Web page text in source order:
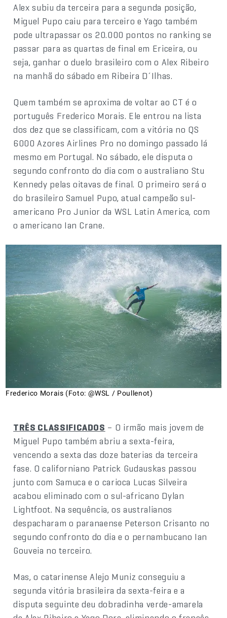
Alex subiu da terceira para a segunda posição,
Miguel Pupo caiu para terceiro e Yago também
pode ultrapassar os 20.000 pontos no ranking se
passar para as quartas de final em Ericeira, ou
seja, ganhar o duelo brasileiro com o Alex Ribeiro
na manhã do sábado em Ribeira D´Ilhas.
Quem também se aproxima de voltar ao CT é o
português Frederico Morais. Ele entrou na lista
dos dez que se classificam, com a vitória no QS
6000 Azores Airlines Pro no domingo passado lá
mesmo em Portugal. No sábado, ele disputa o
segundo confronto do dia com o australiano Stu
Kennedy pelas oitavas de final. O primeiro será o
do brasileiro Samuel Pupo, atual campeão sul-
americano Pro Junior da WSL Latin America, com
o americano Ian Crane.
Frederico Morais (Foto: @WSL / Poullenot)
TRÊS CLASSIFICADOS – O irmão mais jovem de
Miguel Pupo também abriu a sexta-feira,
vencendo a sexta das doze baterias da terceira
fase. O californiano Patrick Gudauskas passou
junto com Samuca e o carioca Lucas Silveira
acabou eliminado com o sul-africano Dylan
Lightfoot. Na sequência, os australianos
despacharam o paranaense Peterson Crisanto no
segundo confronto do dia e o pernambucano Ian
Gouveia no terceiro.
Mas, o catarinense Alejo Muniz conseguiu a
segunda vitória brasileira da sexta-feira e a
disputa seguinte deu dobradinha verde-amarela